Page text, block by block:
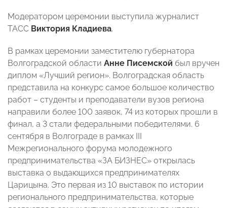
Модератором церемонии выступила журналист
ТАСС Виктория Кладиева.
В рамках церемонии заместителю губернатора
Волгоградской области Анне Писемской был вручен
диплом «Лучший регион». Волгоградская область
представила на конкурс самое большое количество
работ – студенты и преподаватели вузов региона
направили более 100 заявок, 74 из которых прошли в
финал, а 3 стали федеральными победителями. 6
сентября в Волгограде в рамках III
Межрегионального форума молодежного
предпринимательства «ЗА БИЗНЕС» открылась
выставка о выдающихся предпринимателях
Царицына. Это первая из 10 выставок по истории
регионального предпринимательства, которые